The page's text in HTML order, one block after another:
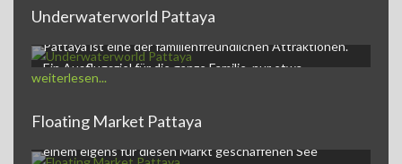
Underwaterworld Pattaya
Underwaterworld PattayaDie Underwaterworld in
Pattaya ist eine der familienfreundlichen Attraktionen.
Ein Ausflugsziel für die ganze Familie, nur etwa…
weiterlesen...
Floating Market Pattaya
Der Pattaya Floating Market,ein kleines Markt-Dorf auf
einem eigens für diesen Markt geschaffenen See